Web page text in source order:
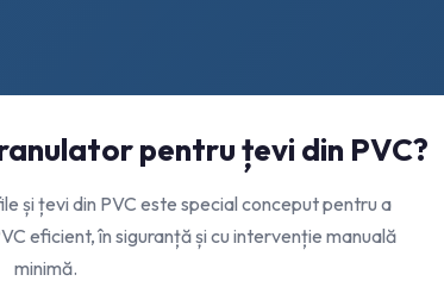
pentru țevi din PVC?
și țevi din PVC este special conceput pentru a
eficient, în siguranță și cu intervenție manuală
minimă.